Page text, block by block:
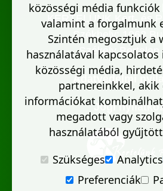
KERTELÜNK Kert- és
Székhely: 1062
Székely Bertalan
Adatvédelmi
Jogi
közösségi média
valamint a forgalmunk
Szintén megosztjuk a
használatával
közösségi média,
partnereinkkel, akik
információkat
megadott vagy
használatából
Szükséges
Analytics
Preferenciák